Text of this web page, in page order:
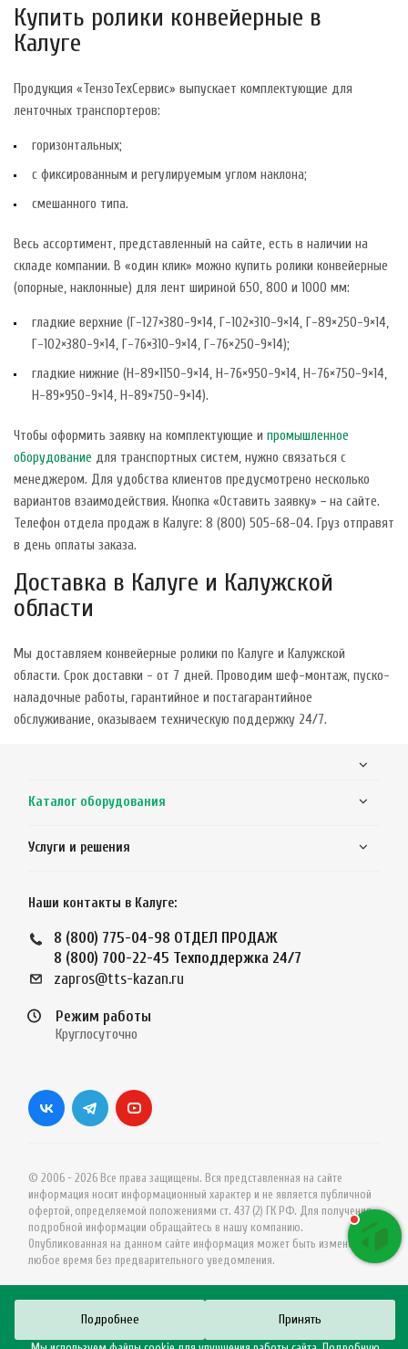
Купить ролики конвейерные в
Калуге
Продукция «ТензоТехСервис» выпускает комплектующие для
ленточных транспортеров:
горизонтальных;
с фиксированным и регулируемым углом наклона;
смешанного типа.
Весь ассортимент, представленный на сайте, есть в наличии на
складе компании. В «один клик» можно купить ролики конвейерные
(опорные, наклонные) для лент шириной 650, 800 и 1000 мм:
гладкие верхние (Г-127×380-9×14, Г-102×310-9×14, Г-89×250-9×14,
Г-102×380-9×14, Г-76×310-9×14, Г-76×250-9×14);
гладкие нижние (Н-89×1150-9×14, Н-76×950-9×14, Н-76×750-9×14,
Н-89×950-9×14, Н-89×750-9×14).
Чтобы оформить заявку на комплектующие и промышленное
оборудование для транспортных систем, нужно связаться с
менеджером. Для удобства клиентов предусмотрено несколько
вариантов взаимодействия. Кнопка «Оставить заявку» − на сайте.
Телефон отдела продаж в Калуге: 8 (800) 505-68-04. Груз отправят
в день оплаты заказа.
Доставка в Калуге и Калужской
области
Мы доставляем конвейерные ролики по Калуге и Калужской
области. Срок доставки - от 7 дней. Проводим шеф-монтаж, пуско-
наладочные работы, гарантийное и постагарантийное
обслуживание, оказываем техническую поддержку 24/7.
Каталог оборудования
Услуги и решения
Наши контакты в Калуге:
8 (800) 775-04-98 ОТДЕЛ ПРОДАЖ
8 (800) 700-22-45 Техподдержка 24/7
zapros@tts-kazan.ru
Режим работы
Круглосуточно
© 2006 - 2026 Все права защищены. Вся представленная на сайте
информация носит информационный характер и не является публичной
офертой, определяемой положениями ст. 437 (2) ГК РФ. Для получения
подробной информации обращайтесь в нашу компанию.
Опубликованная на данном сайте информация может быть изменена в
любое время без предварительного уведомления.
Подробнее Принять